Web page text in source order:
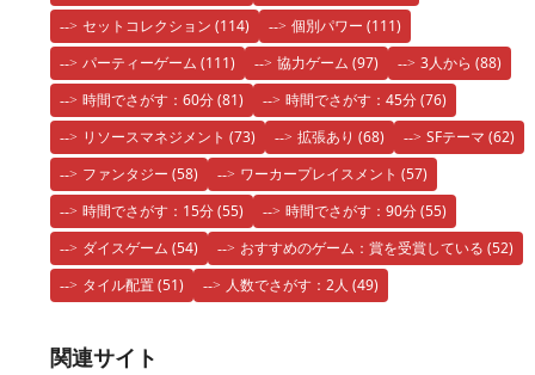
セットコレクション (114) 個別パワー (111)
パーティーゲーム (111) 協力ゲーム (97) 3人から (88)
時間でさがす：60分(81) 時間でさがす：45分(76)
リソースマネジメント (73) 拡張あり (68) SFテーマ (62)
ファンタジー (58) ワーカープレイスメント (57)
時間でさがす：15分(55) 時間でさがす：90分(55)
ダイスゲーム (54) おすすめのゲーム：賞を受賞している (52)
タイル配置(51) 人数でさがす：2人 (49)
関連サイト